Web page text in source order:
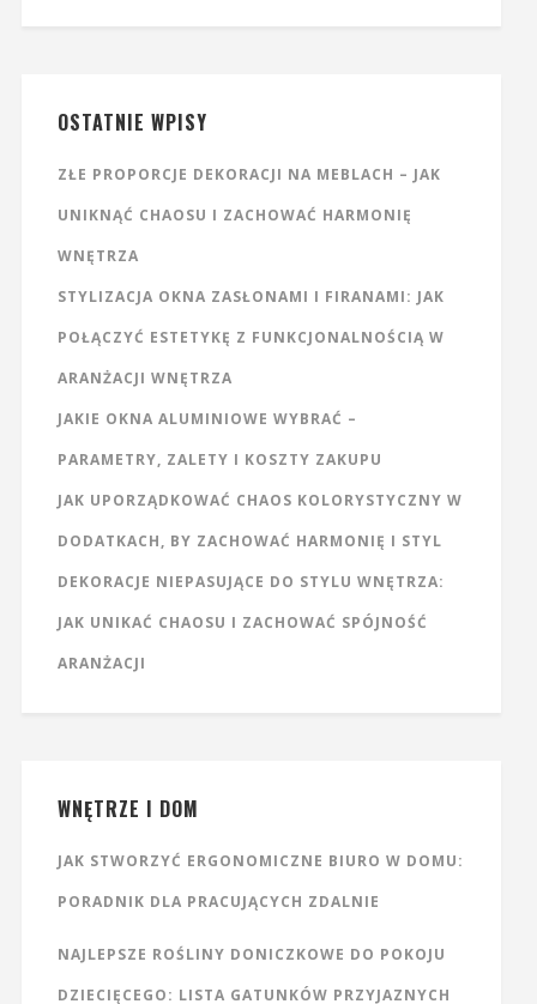
OSTATNIE WPISY
ZŁE PROPORCJE DEKORACJI NA MEBLACH – JAK
UNIKNĄĆ CHAOSU I ZACHOWAĆ HARMONIĘ
WNĘTRZA
STYLIZACJA OKNA ZASŁONAMI I FIRANAMI: JAK
POŁĄCZYĆ ESTETYKĘ Z FUNKCJONALNOŚCIĄ W
ARANŻACJI WNĘTRZA
JAKIE OKNA ALUMINIOWE WYBRAĆ –
PARAMETRY, ZALETY I KOSZTY ZAKUPU
JAK UPORZĄDKOWAĆ CHAOS KOLORYSTYCZNY W
DODATKACH, BY ZACHOWAĆ HARMONIĘ I STYL
DEKORACJE NIEPASUJĄCE DO STYLU WNĘTRZA:
JAK UNIKAĆ CHAOSU I ZACHOWAĆ SPÓJNOŚĆ
ARANŻACJI
WNĘTRZE I DOM
JAK STWORZYĆ ERGONOMICZNE BIURO W DOMU:
PORADNIK DLA PRACUJĄCYCH ZDALNIE
NAJLEPSZE ROŚLINY DONICZKOWE DO POKOJU
DZIECIĘCEGO: LISTA GATUNKÓW PRZYJAZNYCH